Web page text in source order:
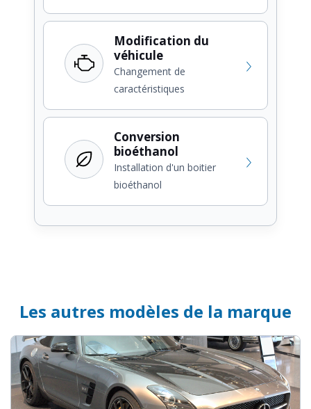
Modification du
véhicule
Changement de
caractéristiques
Conversion
bioéthanol
Installation d'un boitier
bioéthanol
Les autres modèles de la marque